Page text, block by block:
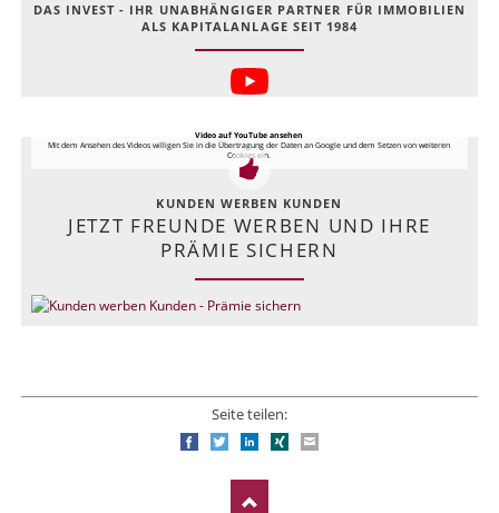
DAS INVEST - IHR UNABHÄNGIGER PARTNER FÜR IMMOBILIEN
ALS KAPITALANLAGE SEIT 1984
Video auf YouTube ansehen
Mit dem Ansehen des Videos willigen Sie in die Übertragung der Daten an Google und dem Setzen von weiteren
Cookies ein.
KUNDEN WERBEN KUNDEN
JETZT FREUNDE WERBEN UND IHRE
PRÄMIE SICHERN
Seite teilen:
FacebookTwitterLinkedIn
Xing